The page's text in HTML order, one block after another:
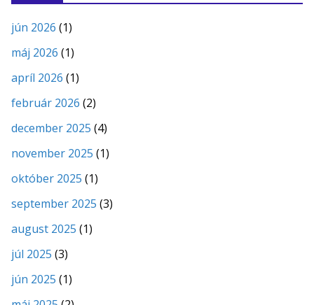
jún 2026 (1)
máj 2026 (1)
apríl 2026 (1)
február 2026 (2)
december 2025 (4)
november 2025 (1)
október 2025 (1)
september 2025 (3)
august 2025 (1)
júl 2025 (3)
jún 2025 (1)